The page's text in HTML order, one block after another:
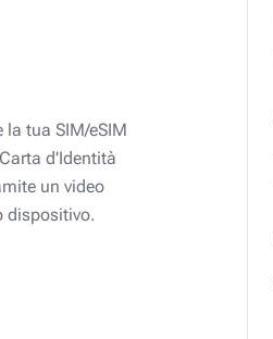
tua SIM/eSIM
d'Identità
un video
dispositivo.